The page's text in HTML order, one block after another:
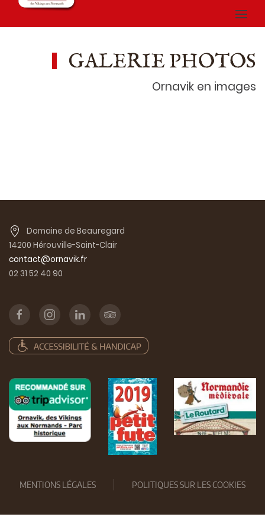
GALERIE PHOTOS
Ornavik en images
Domaine de Beauregard
14200 Hérouville-Saint-Clair
contact@ornavik.fr
02 31 52 40 90
MENTIONS LÉGALES POLITIQUES SUR LES COOKIES